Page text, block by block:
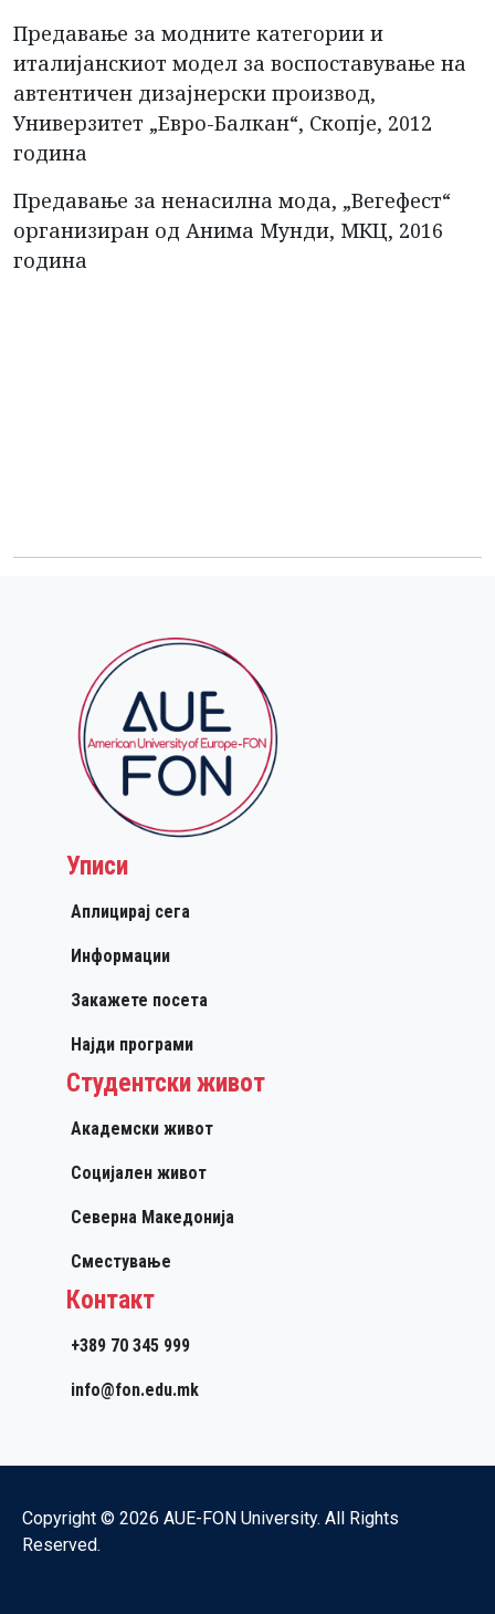
Предавање за модните категории и
италијанскиот модел за воспоставување на
автентичен дизајнерски производ,
Универзитет „Евро-Балкан“, Скопје, 2012
година
Предавање за ненасилна мода, „Вегефест“
организиран од Анима Мунди, МКЦ, 2016
година
Уписи
Аплицирај сега
Информации
Закажете посета
Најди програми
Студентски живот
Академски живот
Социјален живот
Северна Македонија
Сместување
Контакт
+389 70 345 999
info@fon.edu.mk
Copyright © 2026 AUE-FON University. All Rights
Reserved.